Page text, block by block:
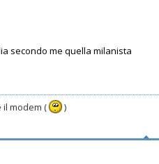
secondo me quella milanista
il modem (
)